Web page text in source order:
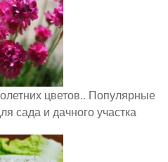
цветов.. Популярные
сада и дачного участка